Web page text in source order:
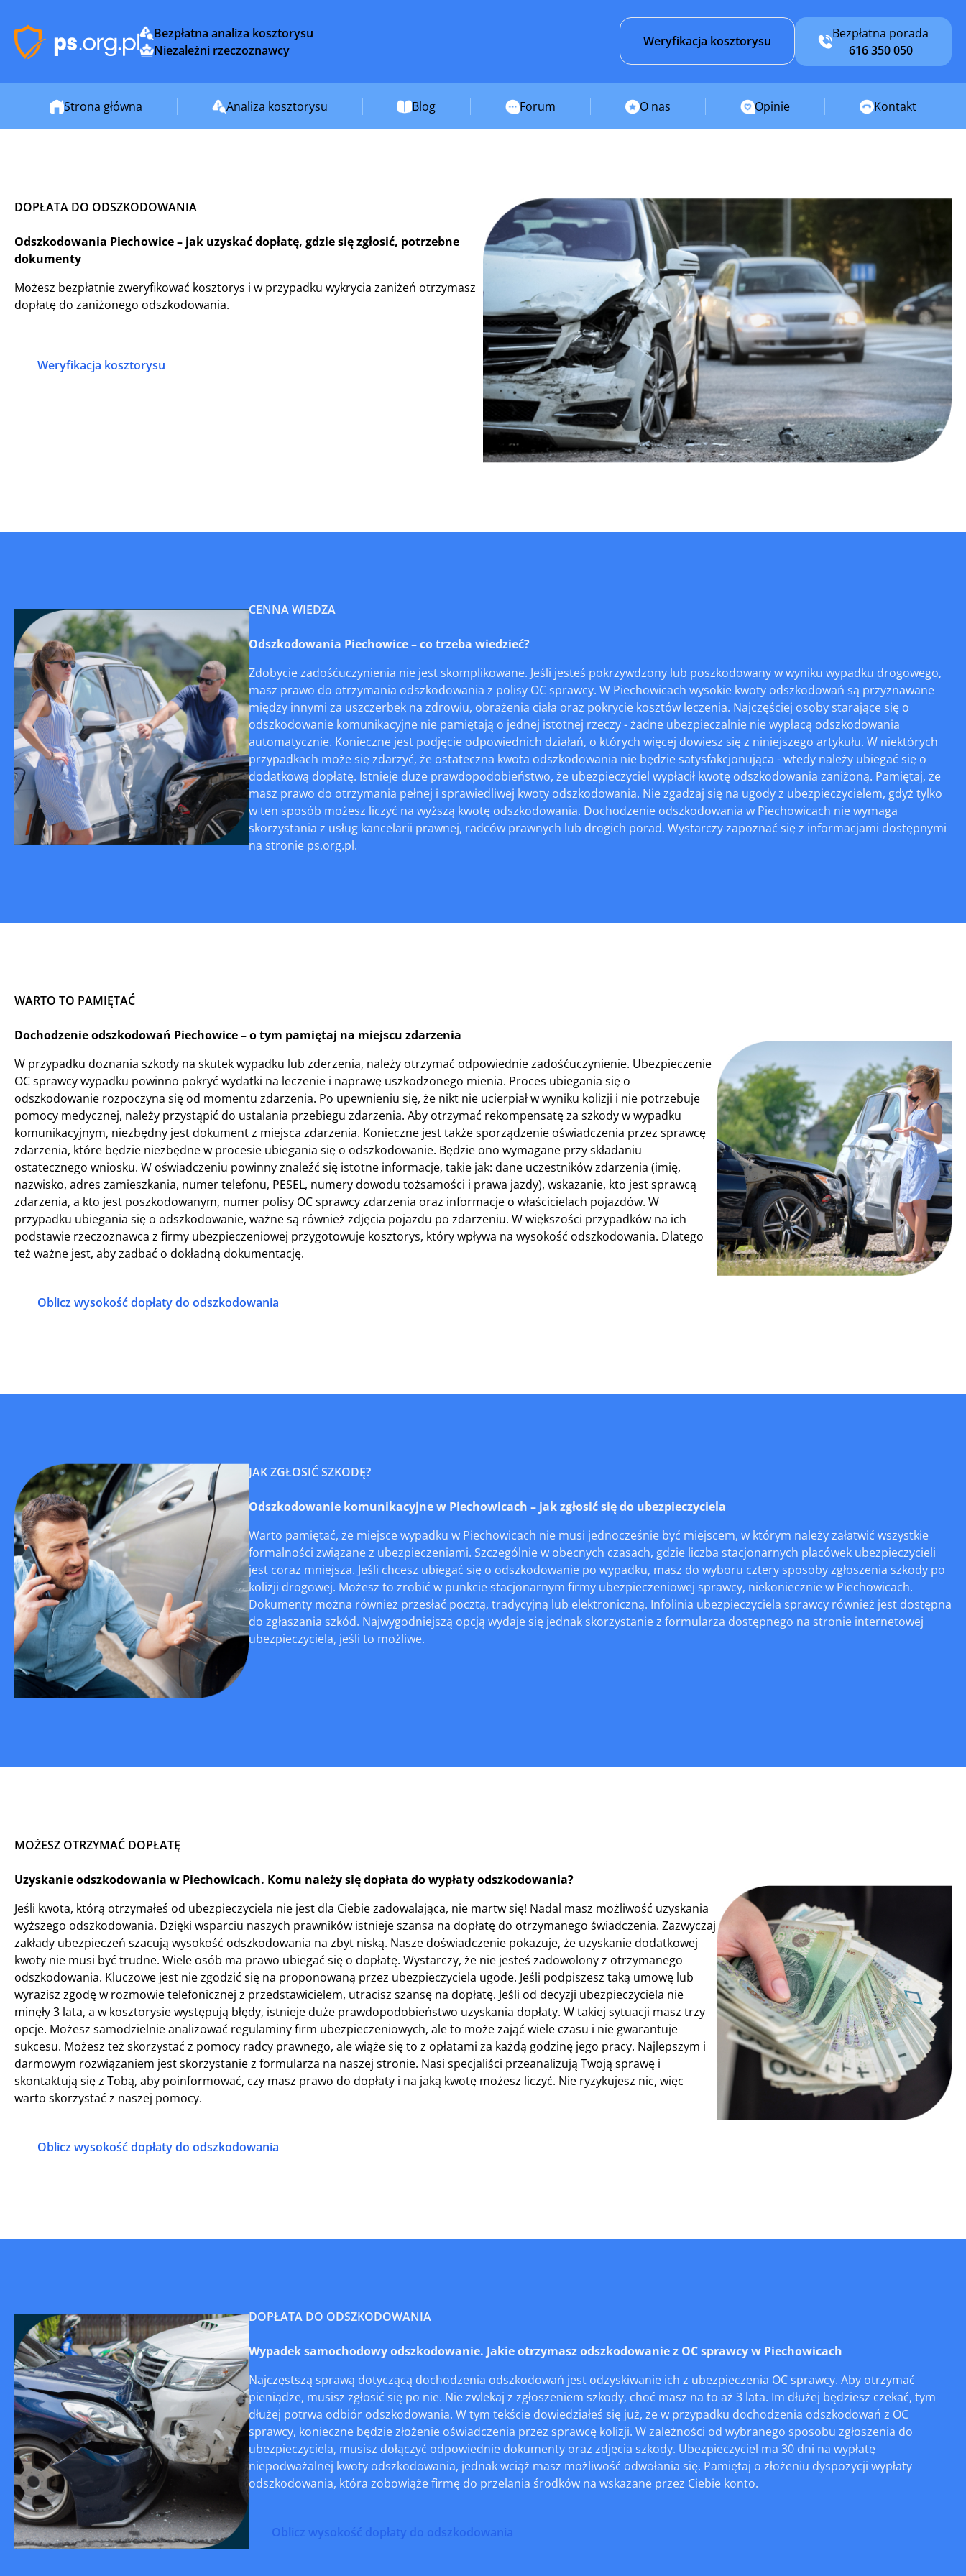
Bezpłatna analiza kosztorysu
Niezależni rzeczoznawcy
Weryfikacja kosztorysu
Bezpłatna porada
616 350 050
Strona główna Analiza kosztorysu Blog Forum O nas Opinie Kontakt
DOPŁATA DO ODSZKODOWANIA
Odszkodowania Piechowice – jak uzyskać dopłatę, gdzie się zgłosić, potrzebne
dokumenty
Możesz bezpłatnie zweryfikować kosztorys i w przypadku wykrycia zaniżeń otrzymasz
dopłatę do zaniżonego odszkodowania.
Weryfikacja kosztorysu
CENNA WIEDZA
Odszkodowania Piechowice – co trzeba wiedzieć?
Zdobycie zadośćuczynienia nie jest skomplikowane. Jeśli jesteś pokrzywdzony lub poszkodowany w wyniku wypadku drogowego,
masz prawo do otrzymania odszkodowania z polisy OC sprawcy. W Piechowicach wysokie kwoty odszkodowań są przyznawane
między innymi za uszczerbek na zdrowiu, obrażenia ciała oraz pokrycie kosztów leczenia. Najczęściej osoby starające się o
odszkodowanie komunikacyjne nie pamiętają o jednej istotnej rzeczy - żadne ubezpieczalnie nie wypłacą odszkodowania
automatycznie. Konieczne jest podjęcie odpowiednich działań, o których więcej dowiesz się z niniejszego artykułu. W niektórych
przypadkach może się zdarzyć, że ostateczna kwota odszkodowania nie będzie satysfakcjonująca - wtedy należy ubiegać się o
dodatkową dopłatę. Istnieje duże prawdopodobieństwo, że ubezpieczyciel wypłacił kwotę odszkodowania zaniżoną. Pamiętaj, że
masz prawo do otrzymania pełnej i sprawiedliwej kwoty odszkodowania. Nie zgadzaj się na ugody z ubezpieczycielem, gdyż tylko
w ten sposób możesz liczyć na wyższą kwotę odszkodowania. Dochodzenie odszkodowania w Piechowicach nie wymaga
skorzystania z usług kancelarii prawnej, radców prawnych lub drogich porad. Wystarczy zapoznać się z informacjami dostępnymi
na stronie ps.org.pl.
WARTO TO PAMIĘTAĆ
Dochodzenie odszkodowań Piechowice – o tym pamiętaj na miejscu zdarzenia
W przypadku doznania szkody na skutek wypadku lub zderzenia, należy otrzymać odpowiednie zadośćuczynienie. Ubezpieczenie
OC sprawcy wypadku powinno pokryć wydatki na leczenie i naprawę uszkodzonego mienia. Proces ubiegania się o
odszkodowanie rozpoczyna się od momentu zdarzenia. Po upewnieniu się, że nikt nie ucierpiał w wyniku kolizji i nie potrzebuje
pomocy medycznej, należy przystąpić do ustalania przebiegu zdarzenia. Aby otrzymać rekompensatę za szkody w wypadku
komunikacyjnym, niezbędny jest dokument z miejsca zdarzenia. Konieczne jest także sporządzenie oświadczenia przez sprawcę
zdarzenia, które będzie niezbędne w procesie ubiegania się o odszkodowanie. Będzie ono wymagane przy składaniu
ostatecznego wniosku. W oświadczeniu powinny znaleźć się istotne informacje, takie jak: dane uczestników zdarzenia (imię,
nazwisko, adres zamieszkania, numer telefonu, PESEL, numery dowodu tożsamości i prawa jazdy), wskazanie, kto jest sprawcą
zdarzenia, a kto jest poszkodowanym, numer polisy OC sprawcy zdarzenia oraz informacje o właścicielach pojazdów. W
przypadku ubiegania się o odszkodowanie, ważne są również zdjęcia pojazdu po zdarzeniu. W większości przypadków na ich
podstawie rzeczoznawca z firmy ubezpieczeniowej przygotowuje kosztorys, który wpływa na wysokość odszkodowania. Dlatego
też ważne jest, aby zadbać o dokładną dokumentację.
Oblicz wysokość dopłaty do odszkodowania
JAK ZGŁOSIĆ SZKODĘ?
Odszkodowanie komunikacyjne w Piechowicach – jak zgłosić się do ubezpieczyciela
Warto pamiętać, że miejsce wypadku w Piechowicach nie musi jednocześnie być miejscem, w którym należy załatwić wszystkie
formalności związane z ubezpieczeniami. Szczególnie w obecnych czasach, gdzie liczba stacjonarnych placówek ubezpieczycieli
jest coraz mniejsza. Jeśli chcesz ubiegać się o odszkodowanie po wypadku, masz do wyboru cztery sposoby zgłoszenia szkody po
kolizji drogowej. Możesz to zrobić w punkcie stacjonarnym firmy ubezpieczeniowej sprawcy, niekoniecznie w Piechowicach.
Dokumenty można również przesłać pocztą, tradycyjną lub elektroniczną. Infolinia ubezpieczyciela sprawcy również jest dostępna
do zgłaszania szkód. Najwygodniejszą opcją wydaje się jednak skorzystanie z formularza dostępnego na stronie internetowej
ubezpieczyciela, jeśli to możliwe.
MOŻESZ OTRZYMAĆ DOPŁATĘ
Uzyskanie odszkodowania w Piechowicach. Komu należy się dopłata do wypłaty odszkodowania?
Jeśli kwota, którą otrzymałeś od ubezpieczyciela nie jest dla Ciebie zadowalająca, nie martw się! Nadal masz możliwość uzyskania
wyższego odszkodowania. Dzięki wsparciu naszych prawników istnieje szansa na dopłatę do otrzymanego świadczenia. Zazwyczaj
zakłady ubezpieczeń szacują wysokość odszkodowania na zbyt niską. Nasze doświadczenie pokazuje, że uzyskanie dodatkowej
kwoty nie musi być trudne. Wiele osób ma prawo ubiegać się o dopłatę. Wystarczy, że nie jesteś zadowolony z otrzymanego
odszkodowania. Kluczowe jest nie zgodzić się na proponowaną przez ubezpieczyciela ugode. Jeśli podpiszesz taką umowę lub
wyrazisz zgodę w rozmowie telefonicznej z przedstawicielem, utracisz szansę na dopłatę. Jeśli od decyzji ubezpieczyciela nie
minęły 3 lata, a w kosztorysie występują błędy, istnieje duże prawdopodobieństwo uzyskania dopłaty. W takiej sytuacji masz trzy
opcje. Możesz samodzielnie analizować regulaminy firm ubezpieczeniowych, ale to może zająć wiele czasu i nie gwarantuje
sukcesu. Możesz też skorzystać z pomocy radcy prawnego, ale wiąże się to z opłatami za każdą godzinę jego pracy. Najlepszym i
darmowym rozwiązaniem jest skorzystanie z formularza na naszej stronie. Nasi specjaliści przeanalizują Twoją sprawę i
skontaktują się z Tobą, aby poinformować, czy masz prawo do dopłaty i na jaką kwotę możesz liczyć. Nie ryzykujesz nic, więc
warto skorzystać z naszej pomocy.
Oblicz wysokość dopłaty do odszkodowania
DOPŁATA DO ODSZKODOWANIA
Wypadek samochodowy odszkodowanie. Jakie otrzymasz odszkodowanie z OC sprawcy w Piechowicach
Najczęstszą sprawą dotyczącą dochodzenia odszkodowań jest odzyskiwanie ich z ubezpieczenia OC sprawcy. Aby otrzymać
pieniądze, musisz zgłosić się po nie. Nie zwlekaj z zgłoszeniem szkody, choć masz na to aż 3 lata. Im dłużej będziesz czekać, tym
dłużej potrwa odbiór odszkodowania. W tym tekście dowiedziałeś się już, że w przypadku dochodzenia odszkodowań z OC
sprawcy, konieczne będzie złożenie oświadczenia przez sprawcę kolizji. W zależności od wybranego sposobu zgłoszenia do
ubezpieczyciela, musisz dołączyć odpowiednie dokumenty oraz zdjęcia szkody. Ubezpieczyciel ma 30 dni na wypłatę
niepodważalnej kwoty odszkodowania, jednak wciąż masz możliwość odwołania się. Pamiętaj o złożeniu dyspozycji wypłaty
odszkodowania, która zobowiąże firmę do przelania środków na wskazane przez Ciebie konto.
Oblicz wysokość dopłaty do odszkodowania